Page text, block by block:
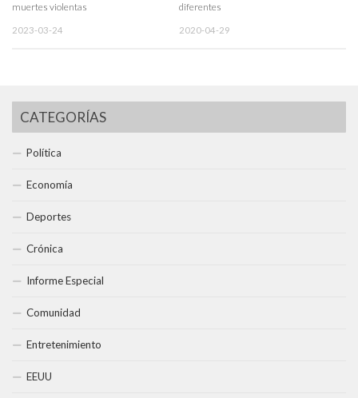
muertes violentas
2023-03-24
diferentes
2020-04-29
CATEGORÍAS
Política
Economía
Deportes
Crónica
Informe Especial
Comunidad
Entretenimiento
EEUU